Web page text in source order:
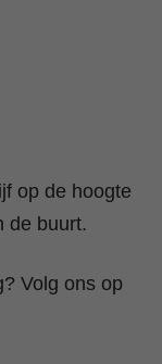
op de hoogte
de buurt.
Volg ons op